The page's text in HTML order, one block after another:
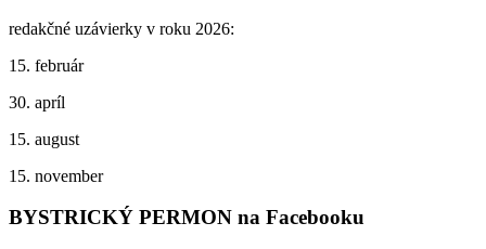
redakčné uzávierky v roku 2026:
15. február
30. apríl
15. august
15. november
BYSTRICKÝ PERMON na Facebooku